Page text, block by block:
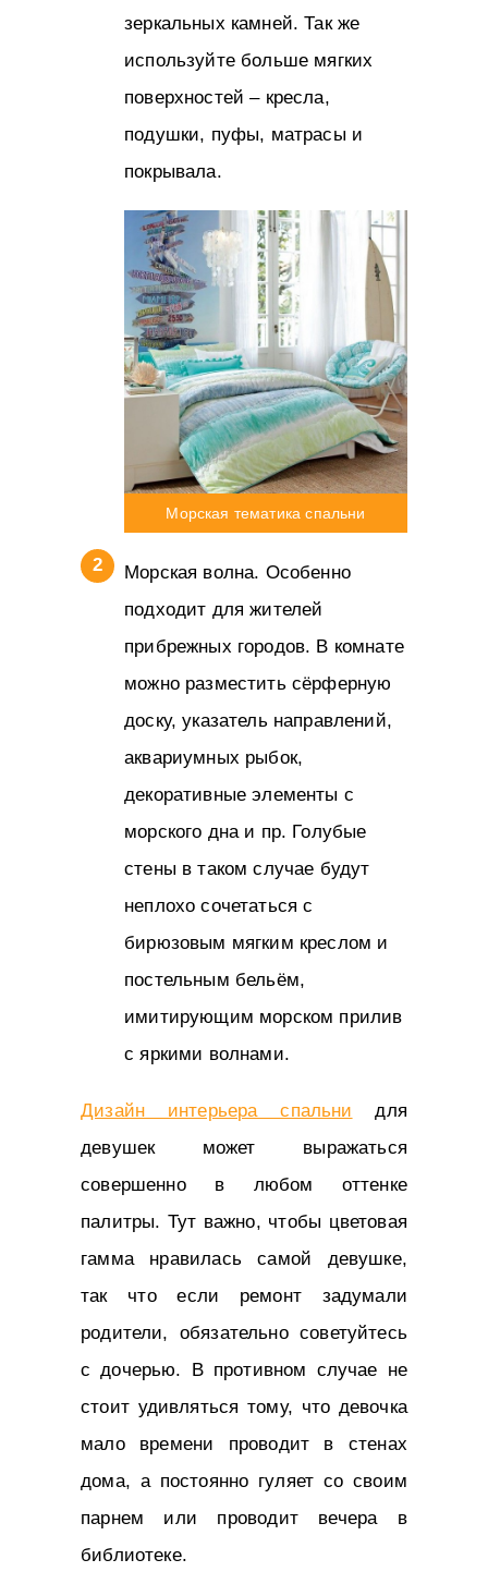
зеркальных камней. Так же
используйте больше мягких
поверхностей – кресла,
подушки, пуфы, матрасы и
покрывала.
Морская тематика спальни
Морская волна. Особенно
подходит для жителей
прибрежных городов. В комнате
можно разместить сёрферную
доску, указатель направлений,
аквариумных рыбок,
декоративные элементы с
морского дна и пр. Голубые
стены в таком случае будут
неплохо сочетаться с
бирюзовым мягким креслом и
постельным бельём,
имитирующим морском прилив
с яркими волнами.
Дизайн интерьера спальни для
девушек может выражаться
совершенно в любом оттенке
палитры. Тут важно, чтобы цветовая
гамма нравилась самой девушке,
так что если ремонт задумали
родители, обязательно советуйтесь
с дочерью. В противном случае не
стоит удивляться тому, что девочка
мало времени проводит в стенах
дома, а постоянно гуляет со своим
парнем или проводит вечера в
библиотеке.